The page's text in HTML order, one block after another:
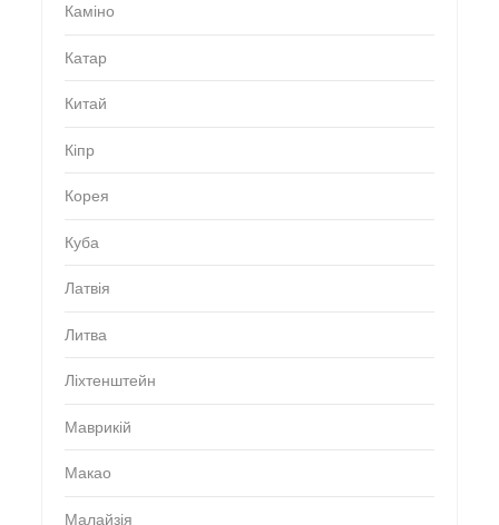
Каміно
Катар
Китай
Кіпр
Корея
Куба
Латвія
Литва
Ліхтенштейн
Маврикій
Макао
Малайзія